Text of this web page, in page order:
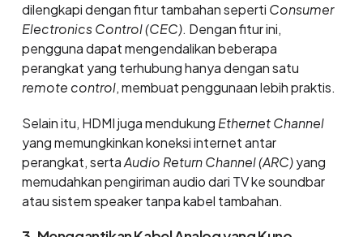
dilengkapi dengan fitur tambahan seperti Consumer
Electronics Control (CEC). Dengan fitur ini,
pengguna dapat mengendalikan beberapa
perangkat yang terhubung hanya dengan satu
remote control, membuat penggunaan lebih praktis.
Selain itu, HDMI juga mendukung Ethernet Channel
yang memungkinkan koneksi internet antar
perangkat, sertaAudio Return Channel (ARC)yang
memudahkan pengiriman audio dari TV ke soundbar
atau sistem speaker tanpa kabel tambahan.